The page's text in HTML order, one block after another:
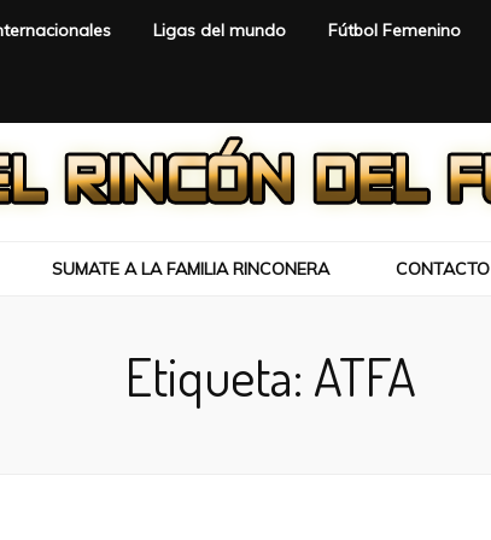
Ligas del mundo Fútbol Femenino
SUMATE A LA FAMILIA RINCONERA CONTACTO
Etiqueta: ATFA